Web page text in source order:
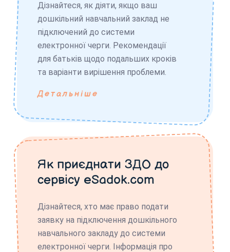
Дізнайтеся, як діяти, якщо ваш
дошкільний навчальний заклад не
підключений до системи
електронної черги. Рекомендації
для батьків щодо подальших кроків
та варіанти вирішення проблеми.
Детальніше
Як приєднати ЗДО до
сервісу eSadok.com
Дізнайтеся, хто має право подати
заявку на підключення дошкільного
навчального закладу до системи
електронної черги. Інформація про